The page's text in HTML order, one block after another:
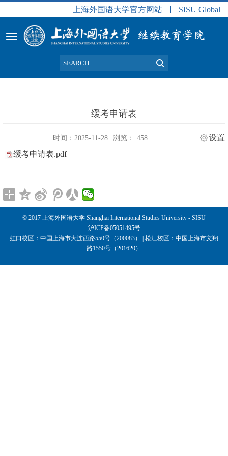
上海外国语大学官方网站 SISU Global
缓考申请表
时间：2025-11-28 浏览： 458
设置
缓考申请表.pdf
© 2017 上海外国语大学 Shanghai International Studies University - SISU
沪ICP备05051495号
虹口校区：中国上海市大连西路550号（200083） | 松江校区：中国上海市文翔
路1550号（201620）